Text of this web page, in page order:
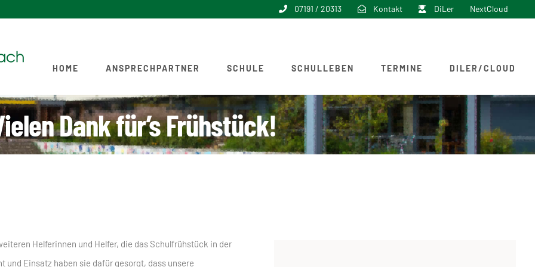
07191 / 20313 Kontakt DiLer NextCloud
HOME ANSPRECHPARTNER SCHULE SCHULLEBEN TERMINE DILER/CLOUD
Dank für’s Frühstück!
Helferinnen und Helfer, die das Schulfrühstück in der
und Einsatz haben sie dafür gesorgt, dass unsere